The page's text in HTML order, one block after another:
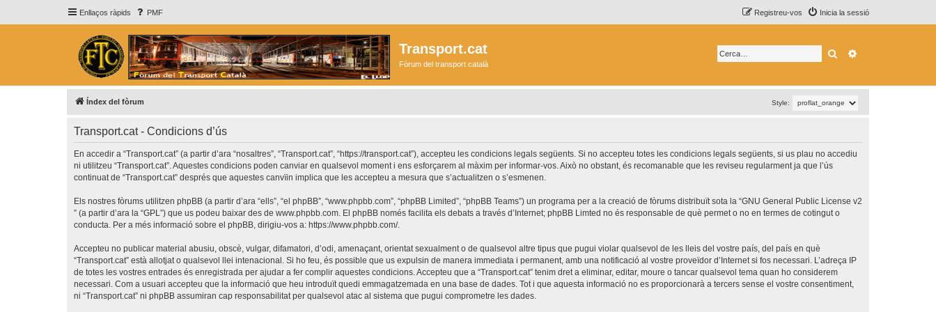
Enllaços ràpids PMF Inicia la sessió
Registreu-vos
Transport.cat
Fòrum del transport català
Cerca
Índex del fòrum Style:
Transport.cat - Condicions d’ús
En accedir a “Transport.cat” (a partir d’ara “nosaltres”, “Transport.cat”, “https://transport.cat”), accepteu les condicions legals següents. Si no accepteu totes les condicions legals següents, si us plau no accediu
ni utilitzeu “Transport.cat”. Aquestes condicions poden canviar en qualsevol moment i ens esforçarem al màxim per informar-vos. Això no obstant, és recomanable que les reviseu regularment ja que l’ús
continuat de “Transport.cat” després que aquestes canvïin implica que les accepteu a mesura que s’actualitzen o s’esmenen.
Els nostres fòrums utilitzen phpBB (a partir d’ara “ells”, “el phpBB”, “www.phpbb.com”, “phpBB Limited”, “phpBB Teams”) un programa per a la creació de fòrums distribuït sota la “GNU General Public License v2
” (a partir d’ara la “GPL”) que us podeu baixar des de www.phpbb.com . El phpBB només facilita els debats a través d’Internet; phpBB Limted no és responsable de què permet o no en termes de cotingut o
conducta. Per a més informació sobre el phpBB, dirigiu-vos a: https://www.phpbb.com/.
Accepteu no publicar material abusiu, obscè, vulgar, difamatori, d’odi, amenaçant, orientat sexualment o de qualsevol altre tipus que pugui violar qualsevol de les lleis del vostre país, del país en què
“Transport.cat” està allotjat o qualsevol llei intenacional. Si ho feu, és possible que us expulsin de manera immediata i permanent, amb una notificació al vostre proveïdor d’Internet si fos necessari. L’adreça IP
de totes les vostres entrades és enregistrada per ajudar a fer complir aquestes condicions. Accepteu que a “Transport.cat” tenim dret a eliminar, editar, moure o tancar qualsevol tema quan ho considerem
necessari. Com a usuari accepteu que la informació que heu introduït quedi emmagatzemada en una base de dades. Tot i que aquesta informació no es proporcionarà a tercers sense el vostre consentiment,
ni “Transport.cat” ni phpBB assumiran cap responsabilitat per qualsevol atac al sistema que pugui comprometre les dades.